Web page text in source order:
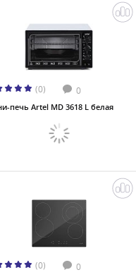
(0) 0
печь Artel MD 3618 L белая
(0) 0